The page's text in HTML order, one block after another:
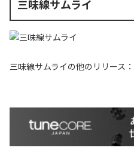
三味線サムライ
三味線サムライの他のリリース：